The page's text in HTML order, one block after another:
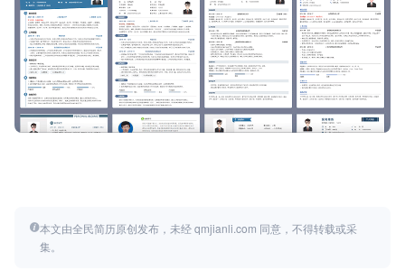
本文由全民简历原创发布，未经 qmjianli.com 同意，不得转载或采
集。